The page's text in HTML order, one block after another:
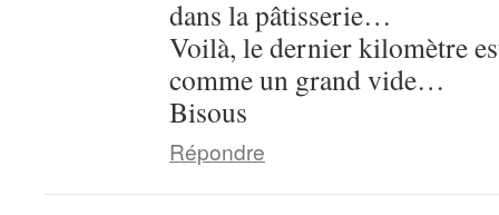
dans la pâtisserie…
Voilà, le dernier kilomètre
comme un grand vide…
Bisous
Répondre